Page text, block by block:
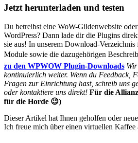
Jetzt herunterladen und testen
Du betreibst eine WoW-Gildenwebsite
WordPress? Dann lade dir die Plugins
sie aus! In unserem Download-Verzeichnis
Module sowie die dazugehörigen
zu den WPWOW Plugin-Downloads
kontinuierlich weiter. Wenn du Feedback,
Fragen zur Einrichtung hast, schreib uns
oder kontaktiere uns direkt! Für die
für die Horde 😉)
Dieser Artikel hat Ihnen geholfen oder
Ich freue mich über einen virtuellen